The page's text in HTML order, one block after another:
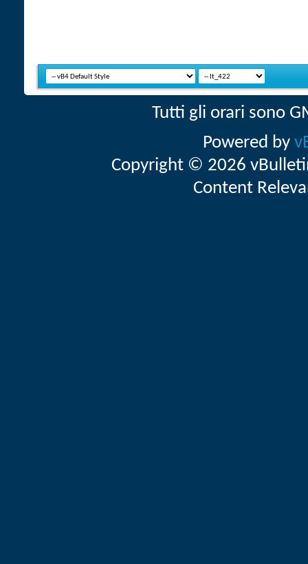
Tutti gli orari sono
Powered by
Copyright © 2026
Content